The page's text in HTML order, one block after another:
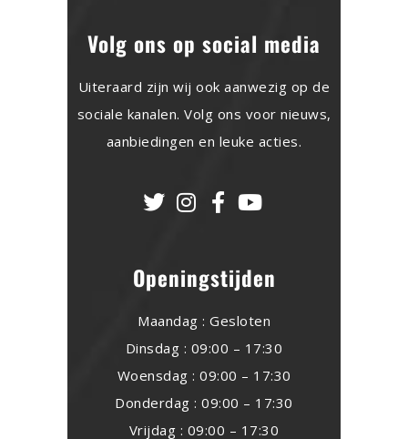
Volg ons op social media
Uiteraard zijn wij ook aanwezig op de
sociale kanalen. Volg ons voor nieuws,
aanbiedingen en leuke acties.
Openingstijden
Maandag : Gesloten
Dinsdag : 09:00 – 17:30
Woensdag : 09:00 – 17:30
Donderdag : 09:00 – 17:30
Vrijdag : 09:00 – 17:30